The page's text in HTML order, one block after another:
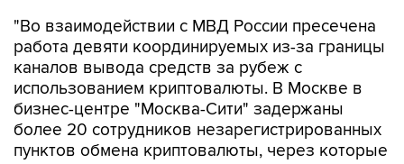
"Во взаимодействии с МВД России пресечена
работа девяти координируемых из-за границы
каналов вывода средств за рубеж с
использованием криптовалюты. В Москве в
бизнес-центре "Москва-Сити" задержаны
более 20 сотрудников незарегистрированных
пунктов обмена криптовалюты, через которые